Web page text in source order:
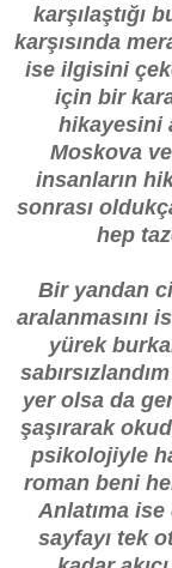
karşılaştığı
karşısında
ise ilgisini
için bir
hikayesini
Moskova
insanların
sonrası
hep
Bir yandan
aralanmasını
yürek
yer olsa da
şaşırarak
psikolojiyle
roman beni
Anlatıma
sayfayı tek